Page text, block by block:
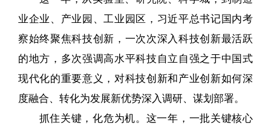
业企业、产业园、工业园区，习近平总书记国内考
察始终聚焦科技创新，一次次深入科技创新最活跃
的地方，多次强调高水平科技自立自强之于中国式
现代化的重要意义，对科技创新和产业创新如何深
度融合、转化为发展新优势深入调研、谋划部署。
抓住关键，化危为机。这一年，一批关键核心